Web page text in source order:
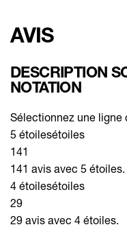
AVIS
DESCRIPTION
NOTATION
Sélectionnez une ligne
5 étoilesétoiles
141
141 avis avec 5 étoiles.
4 étoilesétoiles
29
29 avis avec 4 étoiles.